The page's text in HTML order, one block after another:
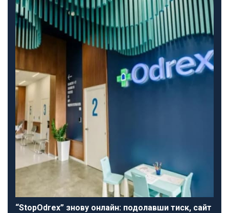
“StopOdrex” знову онлайн: подолавши тиск, сайт